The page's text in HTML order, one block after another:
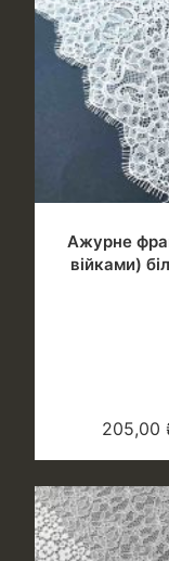
Ажурне
війками)
205,00